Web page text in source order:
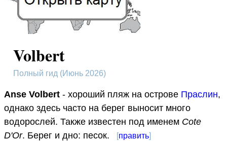
Volbert
Полный гид (Июнь 2026)
Anse Volbert - хороший пляж на острове Праслин,
однако здесь часто на берег выносит много
водорослей. Также известен под именем Cote
D'Or. Берег и дно: песок. [править]